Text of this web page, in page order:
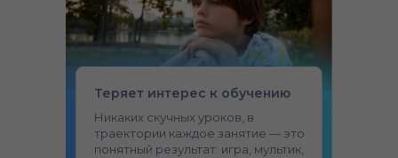
Теряет интерес к обучению
Никаких скучных уроков, в
траектории каждое занятие — это
понятный результат: игра, мультик,